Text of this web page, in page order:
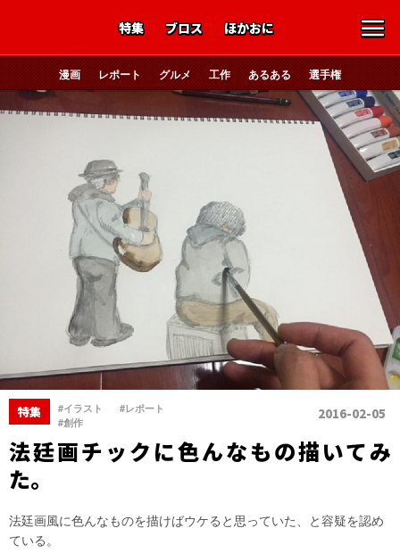
特集 ブロス ほかおに
漫画 レポート グルメ 工作 あるある 選手権
特集 #イラスト #レポート
#創作
2016-02-05
法廷画チックに色んなもの描いてみ
た。
法廷画風に色んなものを描けばウケると思っていた、と容疑を認め
ている。